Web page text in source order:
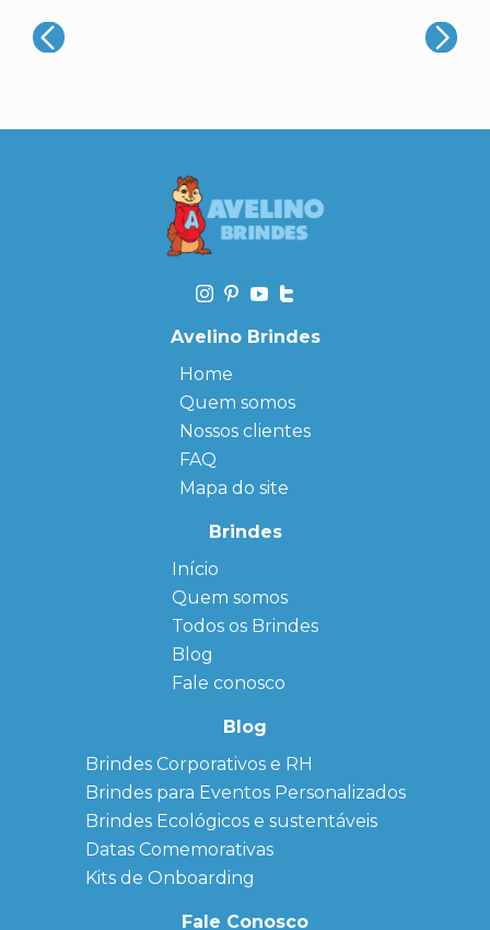
Avelino Brindes
Home
Quem somos
Nossos clientes
FAQ
Mapa do site
Brindes
Início
Quem somos
← Back
FAQ
Sitemap
Todos os Brindes
← Back
Agendas
Personalizadas
Personalizado
personalizados
Brindes
Corporativos
Copos Térmicos
Personalizados
Datas Especiais
Ecobag
Personalizada
Kits
Blog
Fale conosco
Blog
Brindes Corporativos e RH
Brindes para Eventos Personalizados
Brindes Ecológicos e sustentáveis
Datas Comemorativas
Kits de Onboarding
Fale Conosco